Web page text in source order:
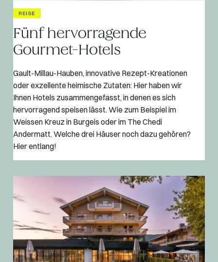
REISE
Fünf hervorragende
Gourmet-Hotels
Gault-Millau-Hauben, innovative Rezept-Kreationen
oder exzellente heimische Zutaten: Hier haben wir
Ihnen Hotels zusammengefasst, in denen es sich
hervorragend speisen lässt. Wie zum Beispiel im
Weissen Kreuz in Burgeis oder im The Chedi
Andermatt. Welche drei Häuser noch dazu gehören?
Hier entlang!